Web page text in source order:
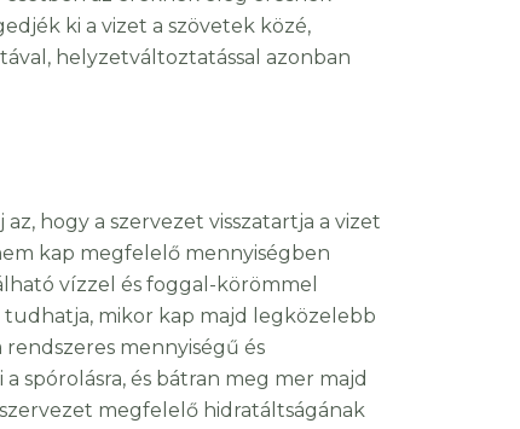
ki a vizet a szövetek közé,
helyzetváltoztatással azonban
hogy a szervezet visszatartja a vizet
kap megfelelő mennyiségben
vízzel és foggal-körömmel
tudhatja, mikor kap majd legközelebb
mennyiségű és
spórolásra, és bátran meg mer majd
megfelelő hidratáltságának